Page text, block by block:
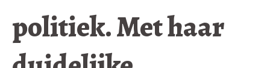
politiek. Met haar